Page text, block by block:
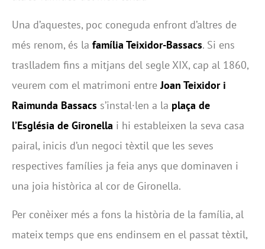
Una d’aquestes, poc coneguda enfront d’altres de
més renom, és la família Teixidor-Bassacs. Si ens
traslladem fins a mitjans del segle XIX, cap al 1860,
veurem com el matrimoni entreJoan Teixidor i
Raimunda Bassacs s’instal·len a la plaça de
l’Església de Gironella i hi estableixen la seva casa
pairal, inicis d’un negoci tèxtil que les seves
respectives famílies ja feia anys que dominaven i
una joia històrica al cor de Gironella.
Per conèixer més a fons la història de la família, al
mateix temps que ens endinsem en el passat tèxtil,